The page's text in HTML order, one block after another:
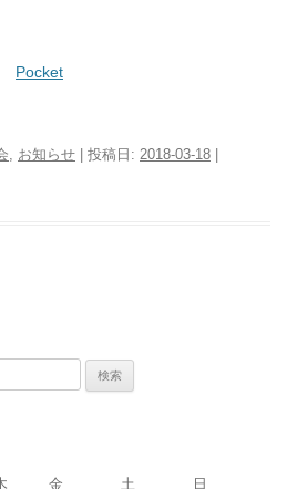
Pocket
お知らせ | 投稿日: 2018-03-18 |
金 土 日